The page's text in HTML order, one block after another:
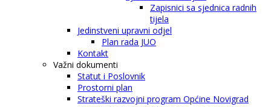
Zapisnici sa sjednica radnih
tijela
Jedinstveni upravni odjel
Plan rada JUO
Kontakt
Važni dokumenti
Statut i Poslovnik
Prostorni plan
Strateški razvojni program Općine Novigrad